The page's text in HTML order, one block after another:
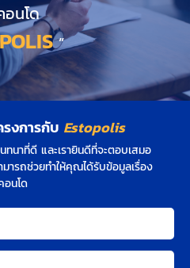
นโด
”
งการกับ Estopolis
นาที่ดี และเรายินดีที่จะตอบเสมอ
ารถช่วยทำให้คุณได้รับข้อมูลเรื่อง
อนโด